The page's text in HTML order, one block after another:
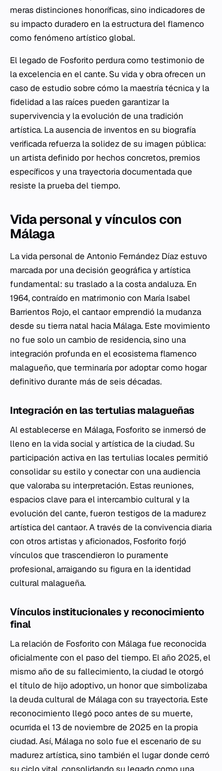
meras distinciones honoríficas, sino indicadores de
su impacto duradero en la estructura del flamenco
como fenómeno artístico global.
El legado de Fosforito perdura como testimonio de
la excelencia en el cante. Su vida y obra ofrecen un
caso de estudio sobre cómo la maestría técnica y la
fidelidad a las raíces pueden garantizar la
supervivencia y la evolución de una tradición
artística. La ausencia de inventos en su biografía
verificada refuerza la solidez de su imagen pública:
un artista definido por hechos concretos, premios
específicos y una trayectoria documentada que
resiste la prueba del tiempo.
Vida personal y vínculos con
Málaga
La vida personal de Antonio Fernández Díaz estuvo
marcada por una decisión geográfica y artística
fundamental: su traslado a la costa andaluza. En
1964, contraído en matrimonio con María Isabel
Barrientos Rojo, el cantaor emprendió la mudanza
desde su tierra natal hacia Málaga. Este movimiento
no fue solo un cambio de residencia, sino una
integración profunda en el ecosistema flamenco
malagueño, que terminaría por adoptar como hogar
definitivo durante más de seis décadas.
Integración en las tertulias malagueñas
Al establecerse en Málaga, Fosforito se inmersó de
lleno en la vida social y artística de la ciudad. Su
participación activa en las tertulias locales permitió
consolidar su estilo y conectar con una audiencia
que valoraba su interpretación. Estas reuniones,
espacios clave para el intercambio cultural y la
evolución del cante, fueron testigos de la madurez
artística del cantaor. A través de la convivencia diaria
con otros artistas y aficionados, Fosforito forjó
vínculos que trascendieron lo puramente
profesional, arraigando su figura en la identidad
cultural malagueña.
Vínculos institucionales y reconocimiento
final
La relación de Fosforito con Málaga fue reconocida
oficialmente con el paso del tiempo. El año 2025, el
mismo año de su fallecimiento, la ciudad le otorgó
el título de hijo adoptivo, un honor que simbolizaba
la deuda cultural de Málaga con su trayectoria. Este
reconocimiento llegó poco antes de su muerte,
ocurrida el 13 de noviembre de 2025 en la propia
ciudad. Así, Málaga no solo fue el escenario de su
madurez artística, sino también el lugar donde cerró